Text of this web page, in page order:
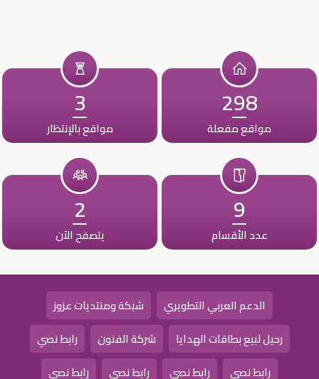
298
مواقع مفعلة
3
مواقع بالإنتظار
9
عدد الأقسام
2
يتصفح الآن
الدعم العربي التطويري
شبكة ومنتديات عزوز
رحيل لبيع بطاقات الهدايا
شركة الفنون
رابط نصي
رابط نصي
رابط نصي رابط نصي رابط نصي